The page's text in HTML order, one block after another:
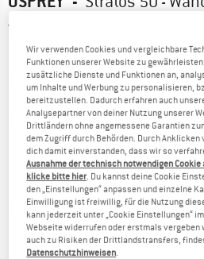
Wir verwenden Cookies und vergleichbare
Funktionen unserer Website zu
zusätzliche Dienste und Funktionen an,
um Inhalte und Werbung zu personalisieren,
bereitzustellen. Dadurch erfahren auch
Analysepartner von deiner Nutzung unserer
Drittländern ohne angemessene Garantien
dem Zugriff durch Behörden. Durch Anklicken
dich damit einverstanden, dass wir so
Ausnahme der technisch notwendigen
klicke bitte hier . Du kannst deine Cookie
den „Einstellungen“ anpassen und einzelne
Einwilligung ist freiwillig, für die Nutzung
kann jederzeit unter „Cookie Einstellungen“
Webseite widerrufen oder erstmals vergeben
auch zu Risiken der Drittlandstransfers,
Datenschutzhinweisen